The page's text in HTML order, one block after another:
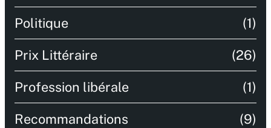
Politique (1)
Prix Littéraire (26)
Profession libérale (1)
Recommandations (9)